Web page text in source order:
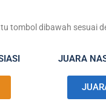
tombol dibawah sesuai
JUARA